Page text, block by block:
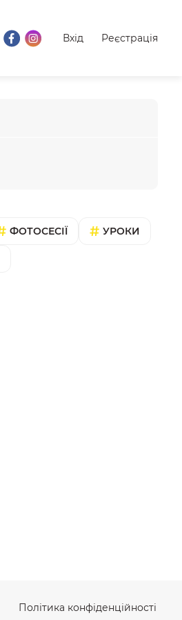
Вхід Реєстрація
ФОТОСЕСІЇ УРОКИ
Політика конфіденційності